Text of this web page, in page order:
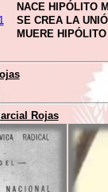
NACE HIPÓLITO
SE CREA LA
MUERE
Rojas